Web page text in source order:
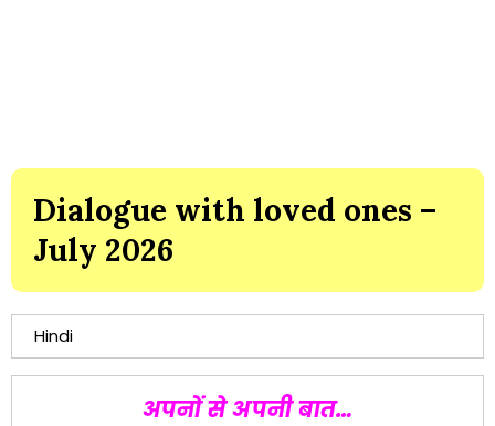
Dialogue with loved ones –
July 2026
Hindi
अपनों से अपनी बात…